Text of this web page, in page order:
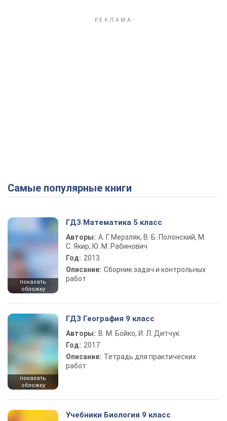
Самые популярные книги
показать
обложку
ГДЗ Математика 5 класс
Авторы: А. Г. Мерзляк, В. Б. Полонский, М.
С. Якир, Ю. М. Рабинович
Год: 2013
Описание: Сборник задач и контрольных
работ
показать
обложку
ГДЗ География 9 класс
Авторы: В. М. Бойко, И. Л. Дитчук
Год: 2017
Описание: Тетрадь для практических
работ
Учебники Биология 9 класс